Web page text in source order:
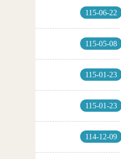
115-06-22
115-05-08
115-01-23
115-01-23
114-12-09